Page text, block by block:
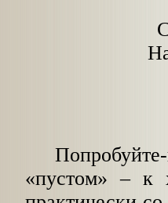
«пустом» – к